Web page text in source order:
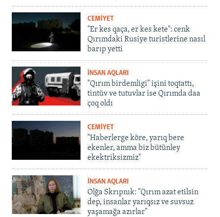
CEMİYET
"Er kes qaça, er kes kete": cenk
Qırımdaki Rusiye turistlerine nasıl
barıp yetti
İNSAN AQLARI
"Qırım birdemligi" işini toqtattı,
tintüv ve tutuvlar ise Qırımda daa
çoq oldı
CEMİYET
"Haberlerge köre, yarıq bere
ekenler, amma biz bütünley
ekektriksizmiz"
İNSAN AQLARI
Olğa Skrıpnık: "Qırım azat etilsin
dep, insanlar yarıqsız ve suvsuz
yaşamağa azırlar"